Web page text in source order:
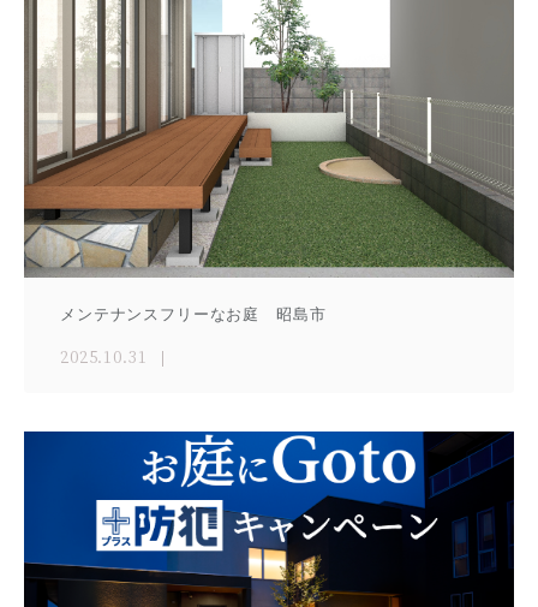
メンテナンスフリーなお庭 昭島市
2025.10.31